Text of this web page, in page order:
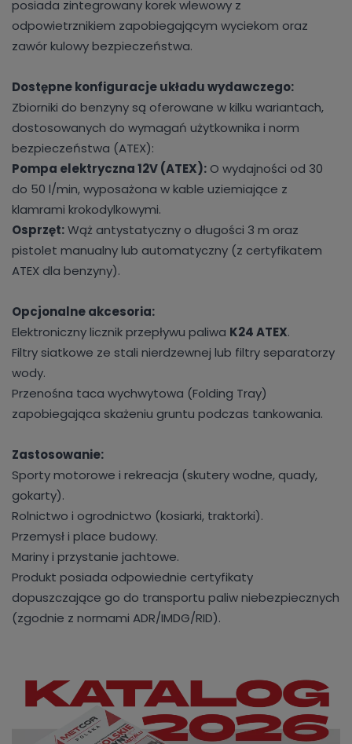
posiada zintegrowany korek wlewowy z
odpowietrznikiem zapobiegającym wyciekom oraz
zawór kulowy bezpieczeństwa.
Dostępne konfiguracje układu wydawczego:
Zbiorniki do benzyny są oferowane w kilku wariantach,
dostosowanych do wymagań użytkownika i norm
bezpieczeństwa (ATEX):
Pompa elektryczna 12V (ATEX): O wydajności od 30
do 50 l/min, wyposażona w kable uziemiające z
klamrami krokodylkowymi.
Osprzęt:Wąż antystatyczny o długości 3 m oraz
pistolet manualny lub automatyczny (z certyfikatem
ATEX dla benzyny).
Opcjonalne akcesoria:
Elektroniczny licznik przepływu paliwa K24 ATEX.
Filtry siatkowe ze stali nierdzewnej lub filtry separatorzy
wody.
Przenośna taca wychwytowa (Folding Tray)
zapobiegająca skażeniu gruntu podczas tankowania.
Zastosowanie:
Sporty motorowe i rekreacja (skutery wodne, quady,
gokarty).
Rolnictwo i ogrodnictwo (kosiarki, traktorki).
Przemysł i place budowy.
Mariny i przystanie jachtowe.
Produkt posiada odpowiednie certyfikaty
dopuszczające go do transportu paliw niebezpiecznych
(zgodnie z normami ADR/IMDG/RID).